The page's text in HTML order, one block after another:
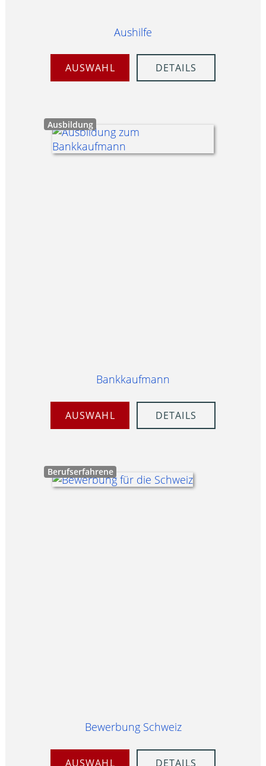
Aushilfe
AUSWAHL DETAILS
Ausbildung
Bankkaufmann
AUSWAHL DETAILS
Berufserfahrene
Bewerbung Schweiz
AUSWAHL DETAILS